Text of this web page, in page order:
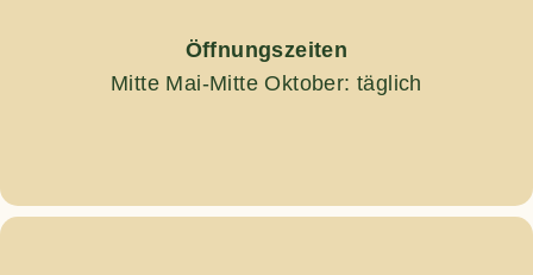
Öffnungszeiten
Mitte Mai-Mitte Oktober: täglich